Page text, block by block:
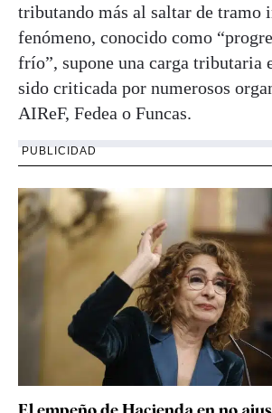
tributando más al saltar de tramo
fenómeno, conocido como
frío”, supone una carga tributaria
sido criticada por numerosos
AIReF, Fedea o Funcas.
PUBLICIDAD